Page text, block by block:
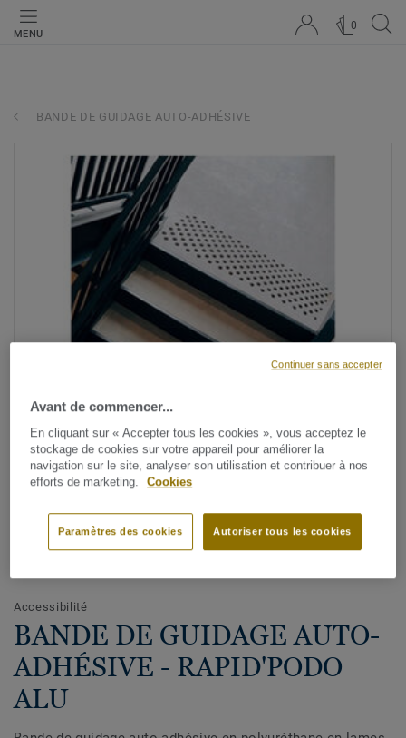
MENU
0
BANDE DE GUIDAGE AUTO-ADHÉSIVE
Accessibilité
BANDE DE GUIDAGE AUTO-
ADHÉSIVE - RAPID'PODO
ALU
Avant de commencer...
En cliquant sur « Accepter tous les cookies », vous acceptez le
stockage de cookies sur votre appareil pour améliorer la
navigation sur le site, analyser son utilisation et contribuer à nos
efforts de marketing.
Cookies
Autoriser tous les cookies
Paramètres des cookies
Continuer sans accepter